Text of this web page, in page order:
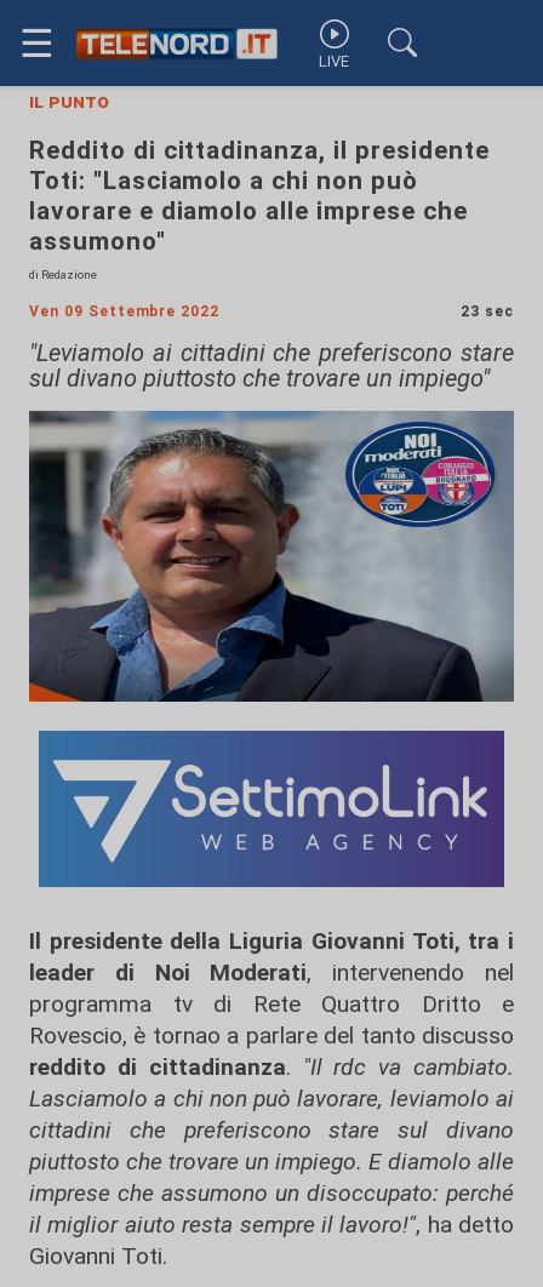
☰ LIVE
il punto
Reddito di cittadinanza, il presidente
Toti: "Lasciamolo a chi non può
lavorare e diamolo alle imprese che
assumono"
di Redazione
Ven 09 Settembre 2022 23 sec
"Leviamolo ai cittadini che preferiscono stare
sul divano piuttosto che trovare un impiego"
Il presidente della Liguria Giovanni Toti, tra i
leader di Noi Moderati, intervenendo nel
programma tv di Rete Quattro Dritto e
Rovescio, è tornao a parlare del tanto discusso
reddito di cittadinanza. "Il rdc va cambiato.
Lasciamolo a chi non può lavorare, leviamolo ai
cittadini che preferiscono stare sul divano
piuttosto che trovare un impiego. E diamolo alle
imprese che assumono un disoccupato: perché
il miglior aiuto resta sempre il lavoro!", ha detto
Giovanni Toti.